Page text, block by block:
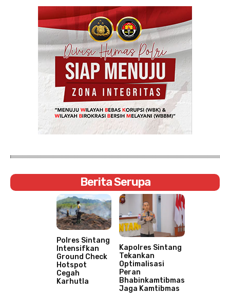
Berita Serupa
Polres Sintang
Intensifkan
Ground Check
Hotspot
Cegah
Karhutla
Kapolres Sintang
Tekankan
Optimalisasi
Peran
Bhabinkamtibmas
Jaga Kamtibmas